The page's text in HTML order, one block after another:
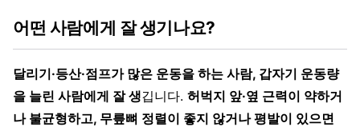
어떤 사람에게 잘 생기나요?
달리기·등산·점프가 많은 운동을 하는 사람, 갑자기 운동량
을 늘린 사람에게 잘 생깁니다. 허벅지 앞·옆 근력이 약하거
나 불균형하고, 무릎뼈 정렬이 좋지 않거나 평발이 있으면